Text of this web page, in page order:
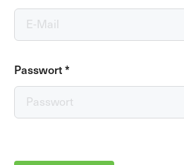
Passwort*